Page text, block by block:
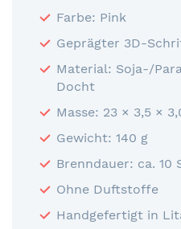
Farbe: Pink
Geprägter 3D-
Material: Soja-/
Docht
Masse: 23 × 3,5 ×
Gewicht: 140 g
Brenndauer: ca. 10
Ohne Duftstoffe
Handgefertigt in